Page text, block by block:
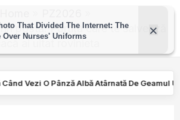
poștă. Portița care te salvează
De Geamul Unei Mașini. Semnalul…